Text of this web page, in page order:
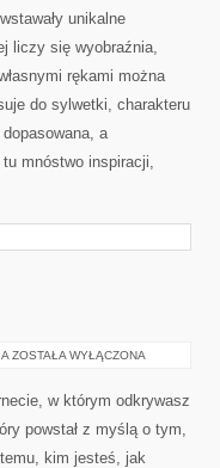
unikalne
liczy się wyobraźnia,
rękami można
do sylwetki, charakteru
a
mnóstwo inspiracji,
HOROSKOPY
ZOSTAŁA WYŁĄCZONA
w którym odkrywasz
powstał z myślą o tym,
kim jesteś, jak